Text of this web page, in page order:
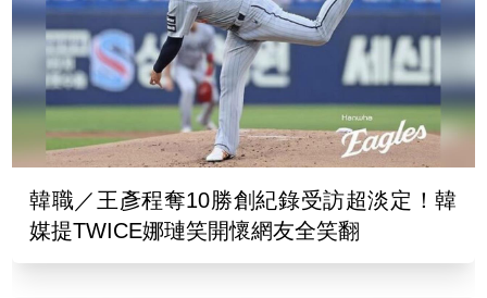
韓職／王彥程奪10勝創紀錄受訪超淡定！韓
媒提TWICE娜璉笑開懷網友全笑翻